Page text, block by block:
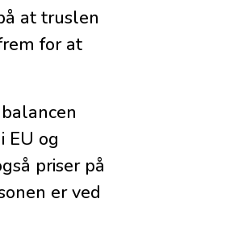
at truslen
for at
EU og
priser på
er ved